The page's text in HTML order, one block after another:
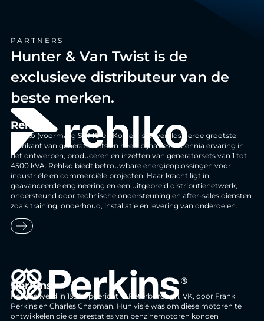
PARTNERS
Hunter & Van Twist is de
exclusieve distributeur van de
beste merken.
Rehlko
Rehlko (voormalig SDMO en Kohler) is 's werelds derde grootste
fabrikant van generatorsets en heeft bijna zes decennia ervaring in
het ontwerpen, produceren en inzetten van generatorsets van 1 tot
4500 kVA. Rehlko biedt betrouwbare energieoplossingen voor
industriële en commerciële projecten. Haar kracht ligt in
geavanceerde engineering en een uitgebreid distributienetwerk,
ondersteund door technische ondersteuning en after-sales diensten
zoals training, onderhoud, installatie en levering van onderdelen.
east
Perkins
Perkins werd in 1932 opgericht in Peterborough, VK, door Frank
Perkins en Charles Chapman. Hun visie was om dieselmotoren te
ontwikkelen die de prestaties van benzinemotoren konden